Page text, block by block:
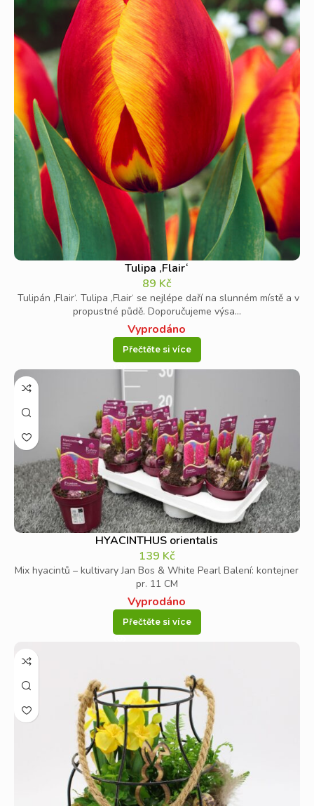
Tulipa ‚Flair‘
89 Kč
Tulipán ‚Flair‘. Tulipa ‚Flair‘ se nejlépe daří na slunném místě a v
propustné půdě. Doporučujeme výsa...
Vyprodáno
Přečtěte si více
HYACINTHUS orientalis
139 Kč
Mix hyacintů – kultivary Jan Bos & White Pearl Balení: kontejner
pr. 11 CM
Vyprodáno
Přečtěte si více